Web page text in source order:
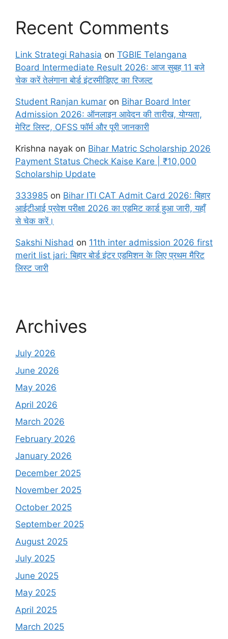
Recent Comments
Link Strategi Rahasia on TGBIE Telangana
Board Intermediate Result 2026: आज सुबह 11 बजे
चेक करें तेलंगाना बोर्ड इंटरमीडिएट का रिजल्ट
Student Ranjan kumar on Bihar Board Inter
Admission 2026: ऑनलाइन आवेदन की तारीख, योग्यता,
मेरिट लिस्ट, OFSS फॉर्म और पूरी जानकारी
Krishna nayak on Bihar Matric Scholarship 2026
Payment Status Check Kaise Kare | ₹10,000
Scholarship Update
333985 on Bihar ITI CAT Admit Card 2026: बिहार
आईटीआई प्रवेश परीक्षा 2026 का एडमिट कार्ड हुआ जारी, यहाँ
से चेक करें।
Sakshi Nishad on 11th inter admission 2026 first
merit list jari: बिहार बोर्ड इंटर एडमिशन के लिए प्रथम मैरिट
लिस्ट जारी
Archives
July 2026
June 2026
May 2026
April 2026
March 2026
February 2026
January 2026
December 2025
November 2025
October 2025
September 2025
August 2025
July 2025
June 2025
May 2025
April 2025
March 2025